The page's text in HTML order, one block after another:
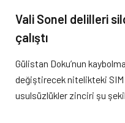
Vali Sonel delilleri
çalıştı
Gülistan Doku’nun
değiştirecek nitelikteki
usulsüzlükler zinciri şu